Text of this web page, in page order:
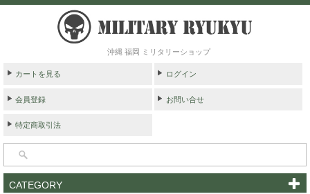
沖縄 福岡 ミリタリーショップ
カートを見る ログイン
会員登録 お問い合せ
特定商取引法
CATEGORY